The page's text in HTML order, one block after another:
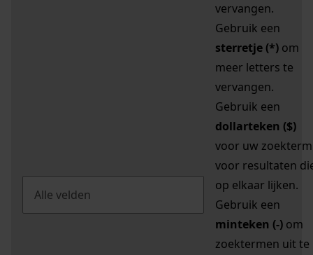
vervangen.
Gebruik een
sterretje (*) om
meer letters te
vervangen.
Gebruik een
dollarteken ($)
voor uw zoekterm
voor resultaten
op elkaar lijken.
Gebruik een
minteken (-) om
zoektermen uit te